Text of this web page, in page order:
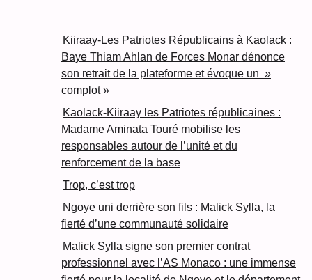
Kiiraay-Les Patriotes Républicains à Kaolack :
Baye Thiam Ahlan de Forces Monar dénonce
son retrait de la plateforme et évoque un »
complot »
Kaolack-Kiiraay les Patriotes républicaines :
Madame Aminata Touré mobilise les
responsables autour de l’unité et du
renforcement de la base
Trop, c’est trop
Ngoye uni derrière son fils : Malick Sylla, la
fierté d’une communauté solidaire
Malick Sylla signe son premier contrat
professionnel avec l’AS Monaco : une immense